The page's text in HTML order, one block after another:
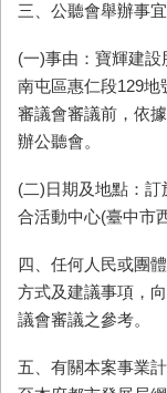
三、公聽會舉辦事宜
(一)事由：寶輝建
南屯區惠仁段129地
審議會審議前，依
辦公聽會。
(二)日期及地點：
合活動中心(臺中市
四、 任何人民或團
方式及建議事項，
議會審議之參考。
五 、有關本案事業